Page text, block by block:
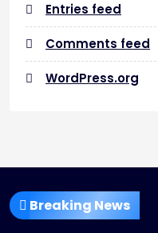
Entries feed
Comments feed
WordPress.org
Breaking News